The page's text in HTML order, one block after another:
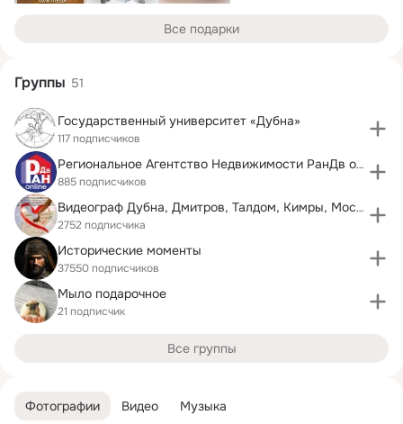
Фотографии Видео Музыка
Все подарки
Группы 51
Государственный университет «Дубна»
117 подписчиков
Региональное Агентство Недвижимости РанДв online
885 подписчиков
Видеограф Дубна, Дмитров, Талдом, Кимры, Москва
2752 подписчика
Исторические моменты
37550 подписчиков
Мыло подарочное
21 подписчик
Все группы